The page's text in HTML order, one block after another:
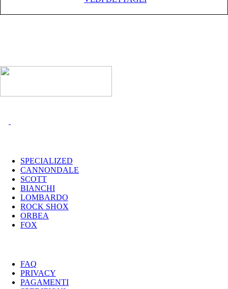
SPECIALIZED
CANNONDALE
SCOTT
BIANCHI
LOMBARDO
ROCK SHOX
ORBEA
FOX
FAQ
PRIVACY
PAGAMENTI